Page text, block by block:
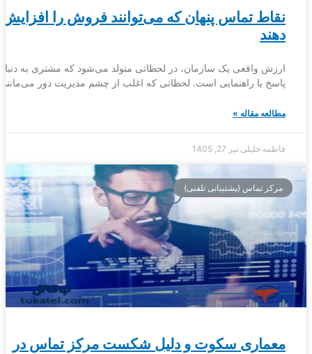
نقاط تماس پنهان که می‌توانند فروش را افزایش
دهند
ارزش واقعی یک سازمان، در لحظاتی متولد می‌شود که مشتری به
پاسخ یا راهنمایی است. لحظاتی که اغلب از چشم مدیریت دور می‌مانند
مطالعه مقاله »
فاطمه خلیلی تیر 27, 1405
مرکز تماس (پشتیبانی تلفنی)
معماری سکوت و دلیل شکست مرکز تماس در